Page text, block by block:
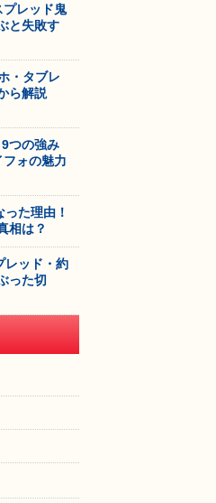
プレッド鬼
と失敗す
・タブレ
ら解説
つの強み
ォの魅力
た理由！
相は？
レッド・約
った切